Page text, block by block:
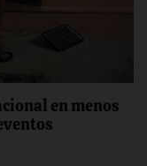
en menos